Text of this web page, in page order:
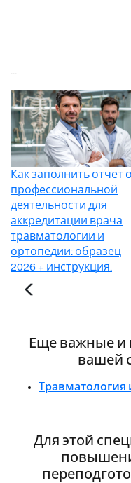
Как заполнить отчет о
профессиональной
деятельности для
аккредитации врача
травматологии и
ортопедии: образец
2026 + инструкция.
Еще важные и
вашей
Травматология
Для этой